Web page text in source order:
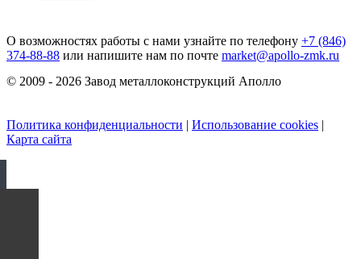
О возможностях работы с нами узнайте по телефону +7 (846)
374-88-88 или напишите нам по почте market@apollo-zmk.ru
© 2009 - 2026 Завод металлоконструкций Аполло
Политика конфиденциальности | Использование cookies |
Карта сайта